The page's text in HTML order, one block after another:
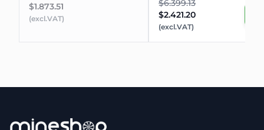
$1.873.51
(excl.VAT)
$6.399.13
$2.421.20
(excl.VAT)